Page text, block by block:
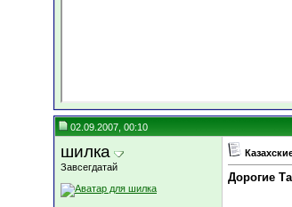
02.09.2007, 00:10
шилка
Завсегдатай
Дорогие